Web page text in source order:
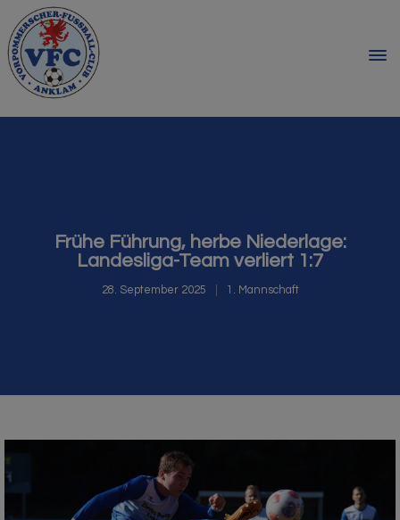
Frühe Führung, herbe Niederlage:
Landesliga-Team verliert 1:7
28. September 2025 1. Mannschaft